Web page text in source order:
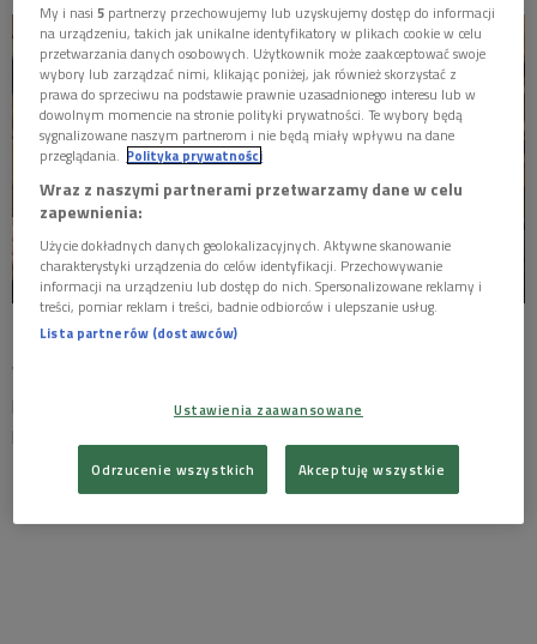
W JEZIORANACH
Stelaż Foto: Maria Pawłowska
W toku opóźnień, fuszerek i pijaństwa narasta konflikt
pomiędzy dwoma przeciwstawnymi sobie siłami: człowiekiem
My i nasi5 partnerzy przechowujemy lub uzyskujemy dostęp do informacji
na urządzeniu, takich jak unikalne identyfikatory w plikach cookie w celu
przetwarzania danych osobowych. Użytkownik może zaakceptować swoje
wybory lub zarządzać nimi, klikając poniżej, jak również skorzystać z
prawa do sprzeciwu na podstawie prawnie uzasadnionego interesu lub w
dowolnym momencie na stronie polityki prywatności. Te wybory będą
sygnalizowane naszym partnerom i nie będą miały wpływu na dane
przeglądania. Polityka prywatności
Wraz z naszymi partnerami przetwarzamy dane w celu
zapewnienia:
Użycie dokładnych danych geolokalizacyjnych. Aktywne skanowanie
charakterystyki urządzenia do celów identyfikacji. Przechowywanie
informacji na urządzeniu lub dostęp do nich. Spersonalizowane reklamy i
treści, pomiar reklam i treści, badnie odbiorców i ulepszanie usług.
Lista partnerów (dostawców)
Ustawienia zaawansowane
Odrzucenie wszystkich Akceptuję wszystkie